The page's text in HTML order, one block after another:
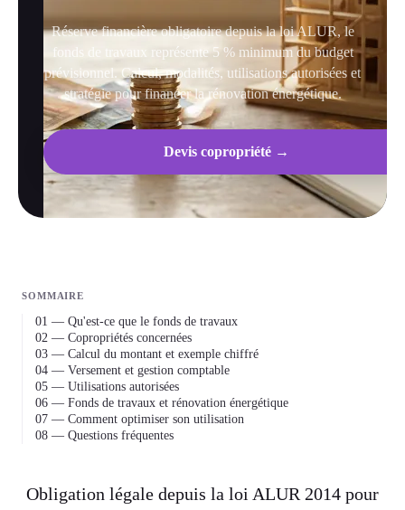
Réserve financière obligatoire depuis la loi ALUR, le
fonds de travaux représente 5 % minimum du budget
prévisionnel. Calcul, modalités, utilisations autorisées et
stratégie pour financer la rénovation énergétique.
Devis copropriété →
SOMMAIRE
01 — Qu'est-ce que le fonds de travaux
02 — Copropriétés concernées
03 — Calcul du montant et exemple chiffré
04 — Versement et gestion comptable
05 — Utilisations autorisées
06 — Fonds de travaux et rénovation énergétique
07 — Comment optimiser son utilisation
08 — Questions fréquentes
Obligation légale depuis la loi ALUR 2014 pour